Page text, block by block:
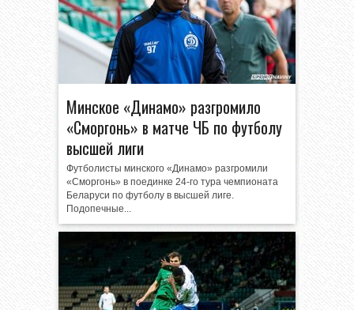
Минское «Динамо» разгромило
«Сморгонь» в матче ЧБ по футболу
высшей лиги
Футболисты минского «Динамо» разгромили
«Сморгонь» в поединке 24-го тура чемпионата
Беларуси по футболу в высшей лиге.
Подопечные...